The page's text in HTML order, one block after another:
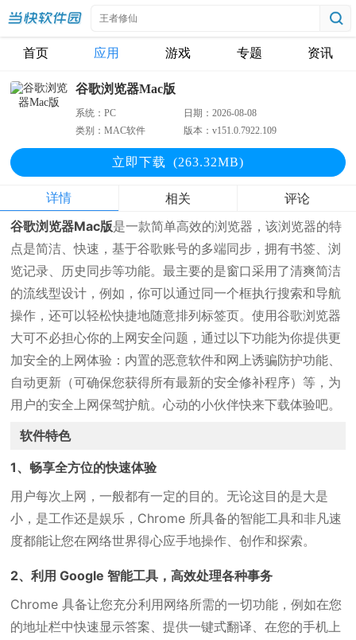
首页 应用 游戏 专题 资讯
谷歌浏览器Mac版
系统：PC 日期：2026-08-08
类别：MAC软件 版本：v151.0.7922.109
立即下载 (263.32MB)
详情 相关 评论
谷歌浏览器Mac版是一款简单高效的浏览器，该浏览器的特
点是简洁、快速，基于谷歌账号的多端同步，拥有书签、浏
览记录、历史同步等功能。最主要的是窗口采用了清爽简洁
的流线型设计，例如，你可以通过同一个框执行搜索和导航
操作，还可以轻松快捷地随意排列标签页。使用谷歌浏览器
大可不必担心你的上网安全问题，通过以下功能为你提供更
加安全的上网体验：内置的恶意软件和网上诱骗防护功能、
自动更新（可确保您获得所有最新的安全修补程序）等，为
用户的安全上网保驾护航。心动的小伙伴快来下载体验吧。
软件特色
1、畅享全方位的快速体验
用户每次上网，一般都有一定的目的。无论这目的是大是
小，是工作还是娱乐，Chrome 所具备的智能工具和非凡速
度都能让您在网络世界得心应手地操作、创作和探索。
2、利用 Google 智能工具，高效处理各种事务
Chrome 具备让您充分利用网络所需的一切功能，例如在您
的地址栏中快速显示答案、提供一键式翻译、在您的手机上